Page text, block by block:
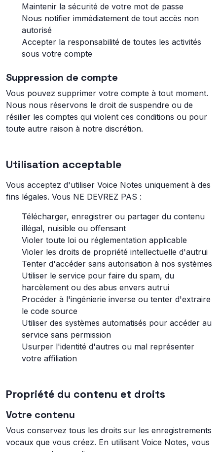
Maintenir la sécurité de votre mot de passe
Nous notifier immédiatement de tout accès non
autorisé
Accepter la responsabilité de toutes les activités
sous votre compte
Suppression de compte
Vous pouvez supprimer votre compte à tout moment.
Nous nous réservons le droit de suspendre ou de
résilier les comptes qui violent ces conditions ou pour
toute autre raison à notre discrétion.
Utilisation acceptable
Vous acceptez d'utiliser Voice Notes uniquement à des
fins légales. Vous NE DEVREZ PAS :
Télécharger, enregistrer ou partager du contenu
illégal, nuisible ou offensant
Violer toute loi ou réglementation applicable
Violer les droits de propriété intellectuelle d'autrui
Tenter d'accéder sans autorisation à nos systèmes
Utiliser le service pour faire du spam, du
harcèlement ou des abus envers autrui
Procéder à l'ingénierie inverse ou tenter d'extraire
le code source
Utiliser des systèmes automatisés pour accéder au
service sans permission
Usurper l'identité d'autres ou mal représenter
votre affiliation
Propriété du contenu et droits
Votre contenu
Vous conservez tous les droits sur les enregistrements
vocaux que vous créez. En utilisant Voice Notes, vous